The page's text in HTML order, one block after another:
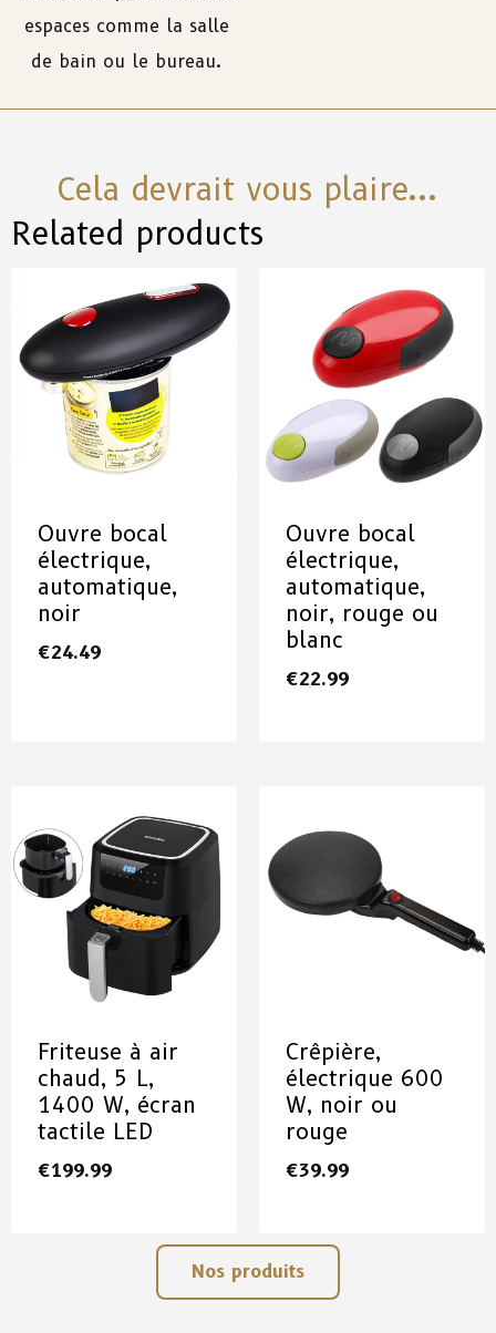
espaces comme la salle
de bain ou le bureau.
Cela devrait vous plaire...
Related products
Ouvre bocal
électrique,
automatique,
noir
€24.49
Ouvre bocal
électrique,
automatique,
noir, rouge ou
blanc
€22.99
Friteuse à air
chaud, 5 L,
1400 W, écran
tactile LED
€199.99
Crêpière,
électrique 600
W, noir ou
rouge
€39.99
Nos produits